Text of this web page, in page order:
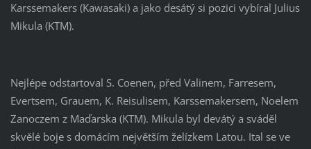
Karssemakers (Kawasaki) a jako desátý si pozici vybíral Julius
Mikula (KTM).
Nejlépe odstartoval S. Coenen, před Valinem, Farresem,
Evertsem, Grauem, K. Reisulisem, Karssemakersem, Noelem
Zanoczem z Maďarska (KTM). Mikula byl devátý a sváděl
skvělé boje s domácím největším želízkem Latou. Ital se ve